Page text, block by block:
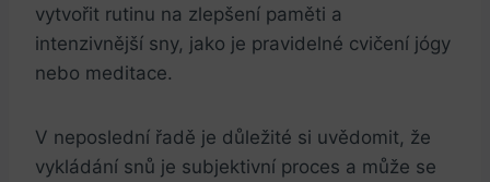
vytvořit rutinu na zlepšení paměti a
intenzivnější sny, jako je pravidelné cvičení jógy
nebo meditace.
V neposlední řadě je důležité si uvědomit, že
vykládání snů je subjektivní proces a může se